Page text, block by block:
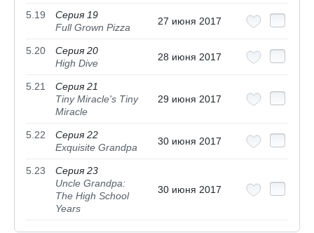
5.19
Серия 19
Full Grown Pizza
27 июня 2017
5.20
Серия 20
High Dive
28 июня 2017
5.21
Серия 21
Tiny Miracle's Tiny
Miracle
29 июня 2017
5.22
Серия 22
Exquisite Grandpa
30 июня 2017
5.23
Серия 23
Uncle Grandpa:
The High School
Years
30 июня 2017